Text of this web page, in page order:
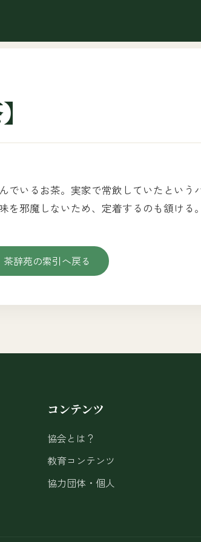
いるお茶。実家で常飲していたという
邪魔しないため、定着するのも頷ける。
茶辞苑の索引へ戻る
コンテンツ
協会とは？
教育コンテンツ
協力団体・個人